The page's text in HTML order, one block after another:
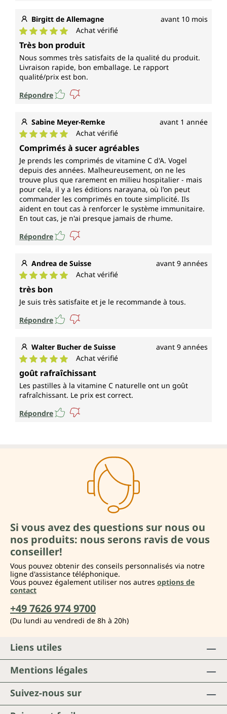
Birgitt de Allemagne avant 10 mois
Note moyenne de 5 sur 5 étoiles
Achat vérifié
Très bon produit
Nous sommes très satisfaits de la qualité du produit.
Livraison rapide, bon emballage. Le rapport
qualité/prix est bon.
Répondre
Sabine Meyer-Remke avant 1 année
Note moyenne de 5 sur 5 étoiles
Achat vérifié
Comprimés à sucer agréables
Je prends les comprimés de vitamine C d'A. Vogel
depuis des années. Malheureusement, on ne les
trouve plus que rarement en milieu hospitalier - mais
pour cela, il y a les éditions narayana, où l'on peut
commander les comprimés en toute simplicité. Ils
aident en tout cas à renforcer le système immunitaire.
En tout cas, je n'ai presque jamais de rhume.
Répondre
Andrea de Suisse avant 9 années
Note moyenne de 5 sur 5 étoiles
Achat vérifié
très bon
Je suis très satisfaite et je le recommande à tous.
Répondre
Walter Bucher de Suisse avant 9 années
Note moyenne de 5 sur 5 étoiles
Achat vérifié
goût rafraîchissant
Les pastilles à la vitamine C naturelle ont un goût
rafraîchissant. Le prix est correct.
Répondre
Si vous avez des questions sur nous ou
nos produits: nous serons ravis de vous
conseiller!
Vous pouvez obtenir des conseils personnalisés via notre
ligne d'assistance téléphonique.
Vous pouvez également utiliser nos autres options de
contact
+49 7626 974 9700
(Du lundi au vendredi de 8h à 20h)
Suivez-nous sur
Liens utiles
Mentions légales